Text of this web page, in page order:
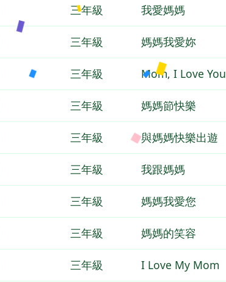
三年級 我愛媽媽
三年級 媽媽我愛妳
三年級 Mom, I Love You
三年級 媽媽節快樂
三年級 與媽媽快樂出遊
三年級 我跟媽媽
三年級 媽媽我愛您
三年級 媽媽的笑容
三年級 I Love My Mom